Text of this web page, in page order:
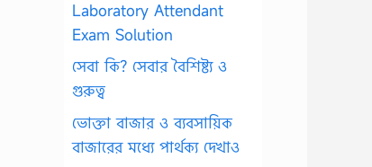
Laboratory Attendant
Exam Solution
সেবা কি? সেবার বৈশিষ্ট্য ও
গুরুত্ব
ভোক্তা বাজার ও ব্যবসায়িক
বাজারের মধ্যে পার্থক্য দেখাও